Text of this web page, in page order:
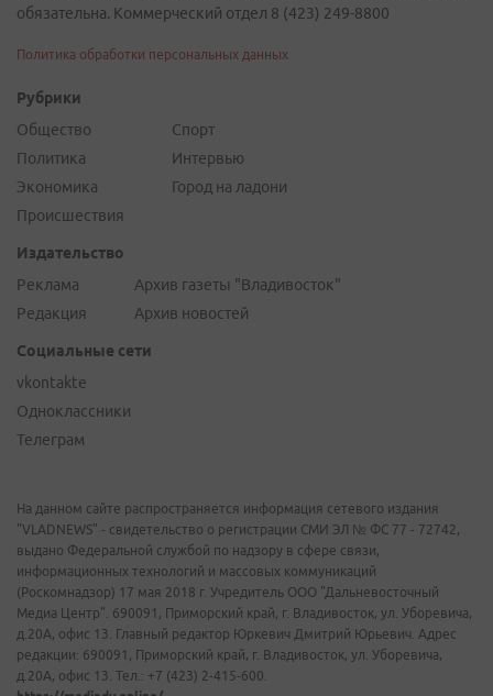
обязательна. Коммерческий отдел 8 (423) 249-8800
Политика обработки персональных данных
Рубрики
Общество
Политика
Экономика
Происшествия
Спорт
Интервью
Город на ладони
Издательство
Реклама
Редакция
Архив газеты "Владивосток"
Архив новостей
Социальные сети
vkontakte
Одноклассники
Телеграм
На данном сайте распространяется информация сетевого издания
"VLADNEWS" - свидетельство о регистрации СМИ ЭЛ № ФС 77 - 72742,
выдано Федеральной службой по надзору в сфере связи,
информационных технологий и массовых коммуникаций
(Роскомнадзор) 17 мая 2018 г. Учредитель ООО "Дальневосточный
Медиа Центр". 690091, Приморский край, г. Владивосток, ул. Уборевича,
д.20А, офис 13. Главный редактор Юркевич Дмитрий Юрьевич. Адрес
редакции: 690091, Приморский край, г. Владивосток, ул. Уборевича,
д.20А, офис 13. Тел.: +7 (423) 2-415-600.